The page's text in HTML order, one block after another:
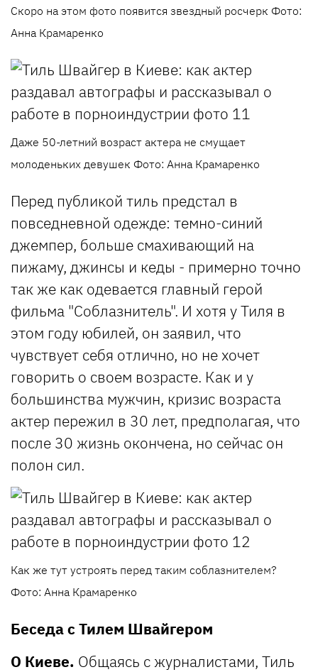
Скоро на этом фото появится звездный росчерк Фото:
Анна Крамаренко
Даже 50-летний возраст актера не смущает
молоденьких девушек Фото: Анна Крамаренко
Перед публикой тиль предстал в
повседневной одежде: темно-синий
джемпер, больше смахивающий на
пижаму, джинсы и кеды - примерно точно
так же как одевается главный герой
фильма "Соблазнитель". И хотя у Тиля в
этом году юбилей, он заявил, что
чувствует себя отлично, но не хочет
говорить о своем возрасте. Как и у
большинства мужчин, кризис возраста
актер пережил в 30 лет, предполагая, что
после 30 жизнь окончена, но сейчас он
полон сил.
Как же тут устроять перед таким соблазнителем?
Фото: Анна Крамаренко
Беседа с Тилем Швайгером
О Киеве. Общаясь с журналистами, Тиль